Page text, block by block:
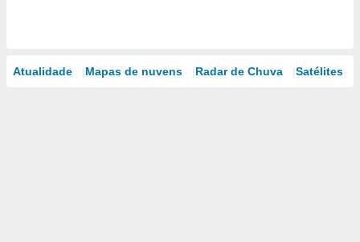
Atualidade Mapas de nuvens Radar de Chuva Satélites